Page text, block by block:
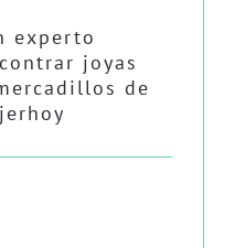
experto
joyas
de